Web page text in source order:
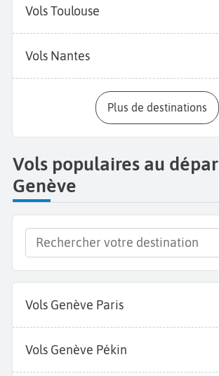
Vols Toulouse
Vols Nantes
Plus de destinations
Vols populaires au
Genève
Vols Genève Paris
Vols Genève Pékin